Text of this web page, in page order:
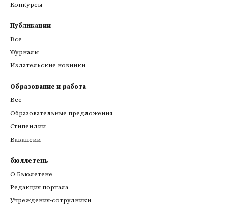
Конкурсы
Публикации
Все
Журналы
Издательские новинки
Образование и работа
Все
Образовательные предложения
Стипендии
Вакансии
бюллетень
О Бьюлетене
Редакция портала
Учреждения-сотрудники